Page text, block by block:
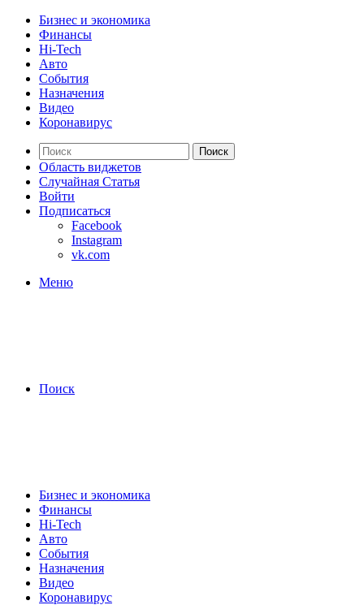
Бизнес и экономика
Финансы
Hi-Tech
Авто
События
Назначения
Видео
Коронавирус
Поиск
Область виджетов
Случайная Статья
Войти
Подписаться
Facebook
Instagram
vk.com
Меню
Поиск
Бизнес и экономика
Финансы
Hi-Tech
Авто
События
Назначения
Видео
Коронавирус